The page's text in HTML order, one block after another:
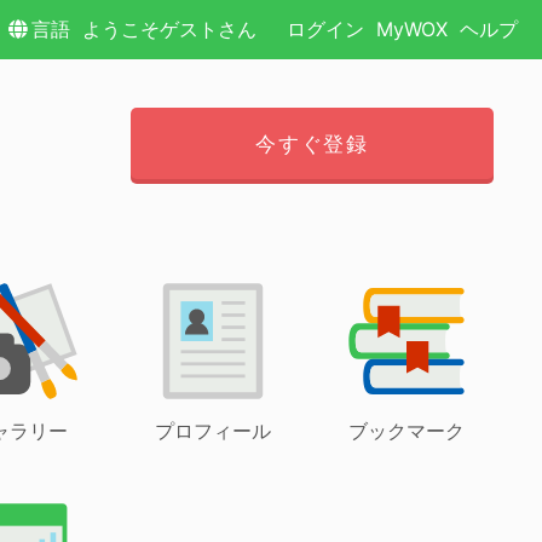
言語 ようこそゲストさん ログイン MyWOX ヘルプ
今すぐ登録
ラリー プロフィール ブックマーク